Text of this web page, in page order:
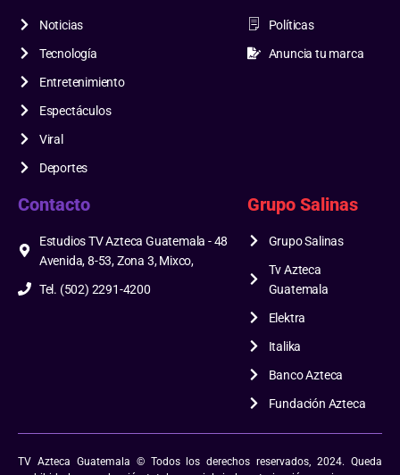
Noticias
Tecnología
Entretenimiento
Espectáculos
Viral
Deportes
Políticas
Anuncia tu marca
Contacto
Estudios TV Azteca Guatemala - 48
Avenida, 8-53, Zona 3, Mixco,
Tel. (502) 2291-4200
Grupo Salinas
Grupo Salinas
Tv Azteca
Guatemala
Elektra
Italika
Banco Azteca
Fundación Azteca
TV Azteca Guatemala © Todos los derechos reservados, 2024. Queda